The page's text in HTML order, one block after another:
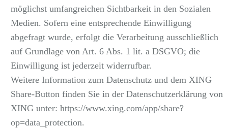
möglichst umfangreichen Sichtbarkeit in den Sozialen
Medien. Sofern eine entsprechende Einwilligung
abgefragt wurde, erfolgt die Verarbeitung ausschließlich
auf Grundlage von Art. 6 Abs. 1 lit. a DSGVO; die
Einwilligung ist jederzeit widerrufbar.
Weitere Information zum Datenschutz und dem XING
Share-Button finden Sie in der Datenschutzerklärung von
XING unter: https://www.xing.com/app/share?
op=data_protection.